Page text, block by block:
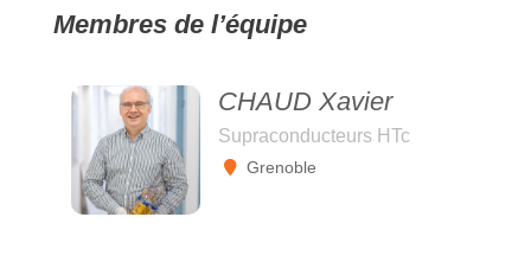
Membres de l’équipe
CHAUD Xavier
Supraconducteurs HTc
Grenoble